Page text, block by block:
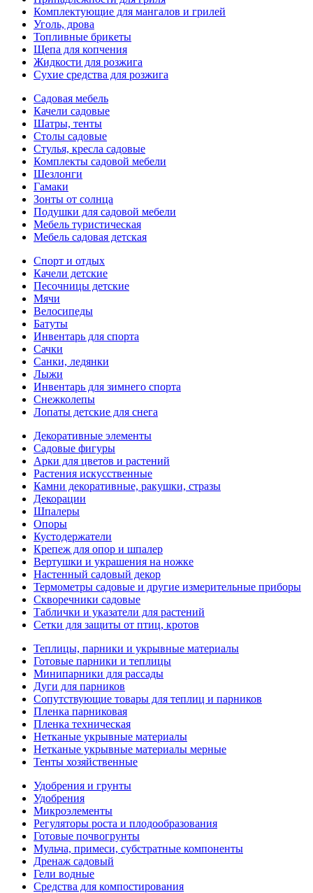
Комплектующие для мангалов и грилей
Уголь, дрова
Топливные брикеты
Щепа для копчения
Жидкости для розжига
Сухие средства для розжига
Садовая мебель
Качели садовые
Шатры, тенты
Столы садовые
Стулья, кресла садовые
Комплекты садовой мебели
Шезлонги
Гамаки
Зонты от солнца
Подушки для садовой мебели
Мебель туристическая
Мебель садовая детская
Спорт и отдых
Качели детские
Песочницы детские
Мячи
Велосипеды
Батуты
Инвентарь для спорта
Сачки
Санки, ледянки
Лыжи
Инвентарь для зимнего спорта
Снежколепы
Лопаты детские для снега
Декоративные элементы
Садовые фигуры
Арки для цветов и растений
Растения искусственные
Камни декоративные, ракушки, стразы
Декорации
Шпалеры
Опоры
Кустодержатели
Крепеж для опор и шпалер
Вертушки и украшения на ножке
Настенный садовый декор
Термометры садовые и другие измерительные приборы
Скворечники садовые
Таблички и указатели для растений
Сетки для защиты от птиц, кротов
Теплицы, парники и укрывные материалы
Готовые парники и теплицы
Минипарники для рассады
Дуги для парников
Сопутствующие товары для теплиц и парников
Пленка парниковая
Пленка техническая
Нетканые укрывные материалы
Нетканые укрывные материалы мерные
Тенты хозяйственные
Удобрения и грунты
Удобрения
Микроэлементы
Регуляторы роста и плодообразования
Готовые почвогрунты
Мульча, примеси, субстратные компоненты
Дренаж садовый
Гели водные
Средства для компостирования